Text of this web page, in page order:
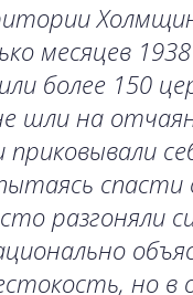
месяцев
более 150
шли на
спасти
разгоняли
но в